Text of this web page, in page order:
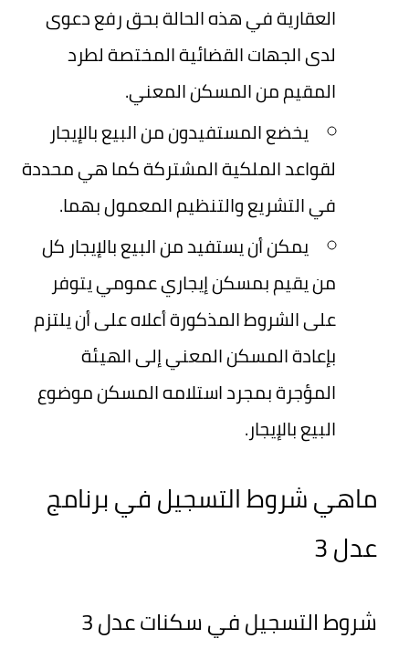
العقارية في هذه الحالة بحق رفع دعوى
لدى الجهات القضائية المختصة لطرد
المقيم من المسكن المعني.
يخضع المستفيدون من البيع بالإيجار
لقواعد الملكية المشتركة كما هي محددة
في التشريع والتنظيم المعمول بهما.
يمكن أن يستفيد من البيع بالإيجار كل
من يقيم بمسكن إيجاري عمومي يتوفر
على الشروط المذكورة أعلاه على أن يلتزم
بإعادة المسكن المعني إلى الهيئة
المؤجرة بمجرد استلامه المسكن موضوع
البيع بالإيجار.
ماهي شروط التسجيل في برنامج
عدل 3
شروط التسجيل في سكنات عدل 3